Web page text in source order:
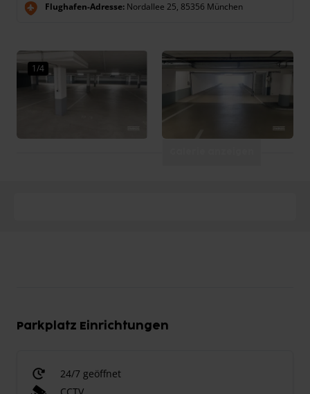
Flughafen-Adresse: Nordallee 25, 85356 München
1/4
Parkplatz Einrichtungen
24/7 geöffnet